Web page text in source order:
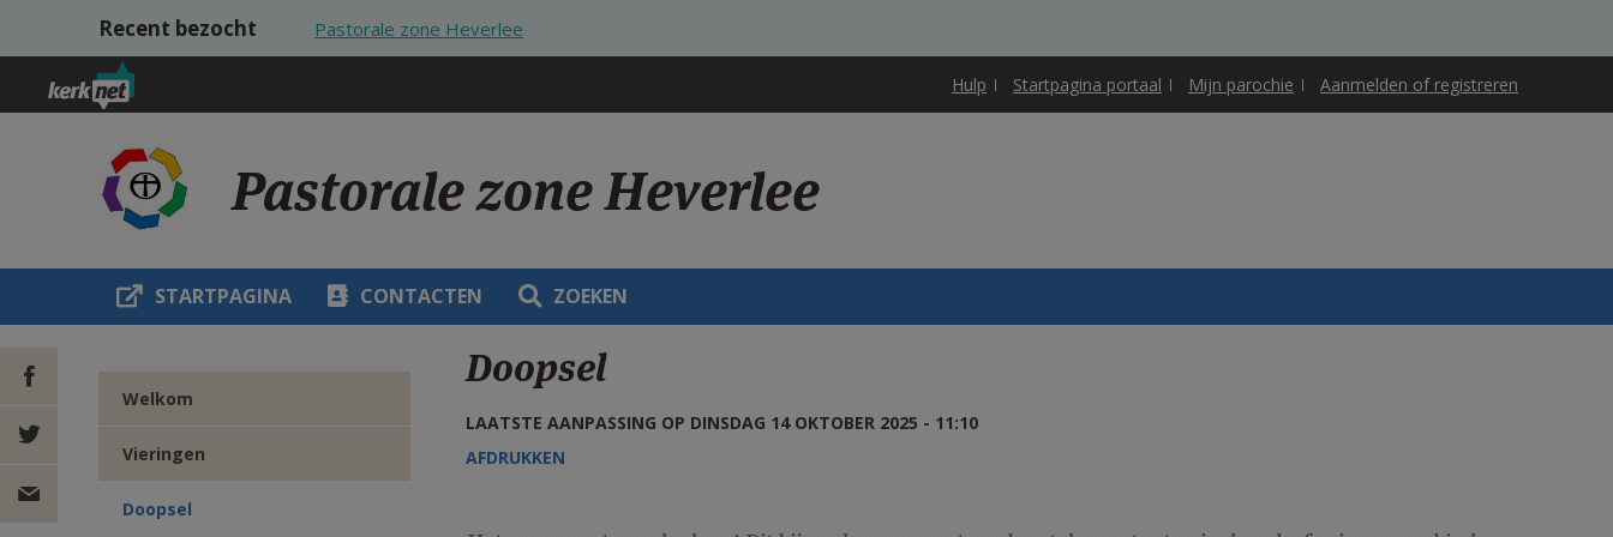
Overslaan en naar de inhoud gaan
Recent bezocht Pastorale zone Heverlee
Hulp Startpagina portaal Mijn parochie Aanmelden of registreren
Pastorale zone Heverlee
STARTPAGINA CONTACTEN ZOEKEN
DEEL OP
FACEBOOK
DEEL OP
Welkom
Vieringen
Doopsel
Doopsel
LAATSTE AANPASSING OP DINSDAG 14 OKTOBER 2025 - 11:10
AFDRUKKEN